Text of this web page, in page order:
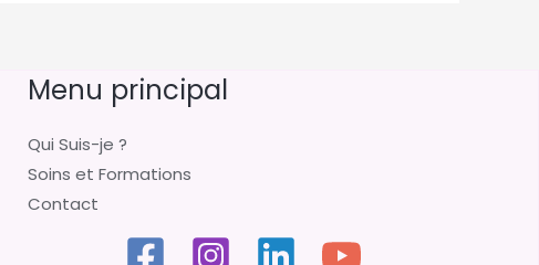
Menu principal
Qui Suis-je ?
Soins et Formations
Contact